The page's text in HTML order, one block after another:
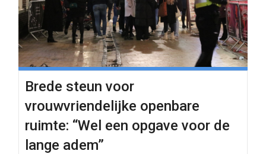
Brede steun voor
vrouwvriendelijke openbare
ruimte: “Wel een opgave voor de
lange adem”